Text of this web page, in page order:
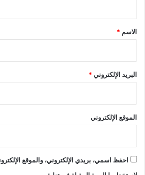
*
الاسم *
البريد الإلكتروني*
الموقع الإلكتروني
احفظ اسمي، بريدي الإلكتروني، والموقع